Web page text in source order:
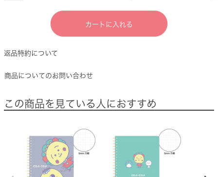
カートに入れる
返品特約について
商品についてのお問い合わせ
この商品を見ている人におすすめ